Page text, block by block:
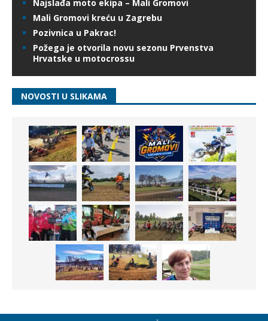
Najslađa moto ekipa – Mali Gromovi
Mali Gromovi kreću u Zagrebu
Pozivnica u Pakrac!
Požega je otvorila novu sezonu Prvenstva
Hrvatske u motocrossu
NOVOSTI U SLIKAMA